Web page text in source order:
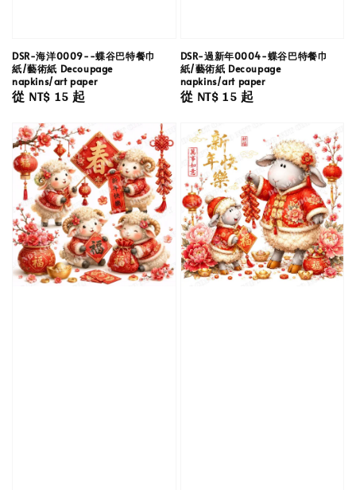
DSR-海洋0009--蝶谷巴特餐巾
紙/藝術紙 Decoupage
napkins/art paper
Regular
從 NT$ 15起
DSR-過新年0004-蝶谷巴特餐巾
紙/藝術紙 Decoupage
napkins/art paper
Regular
從 NT$ 15起